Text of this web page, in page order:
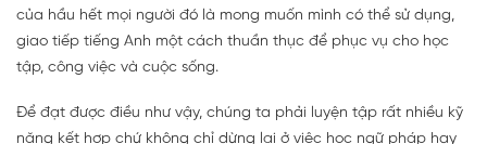
của hầu hết mọi người đó là mong muốn mình có thể sử dụng,
giao tiếp tiếng Anh một cách thuần thục để phục vụ cho học
tập, công việc và cuộc sống.
Để đạt được điều như vậy, chúng ta phải luyện tập rất nhiều kỹ
năng kết hợp chứ không chỉ dừng lại ở việc học ngữ pháp hay